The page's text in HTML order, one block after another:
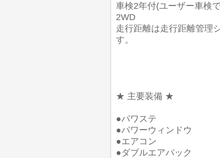
車検2年付(ユーザー車検
2WD
走行距離は走行距離管理
す。
★ 主要装備 ★
●パワステ
●パワーウィンドウ
●エアコン
●ダブルエアバック